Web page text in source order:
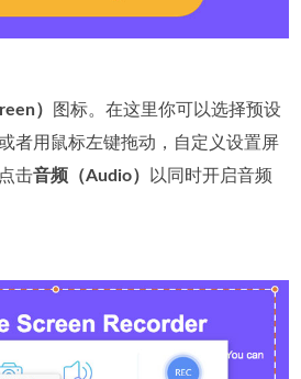
）
图标。在这里你可以选择预设
者用鼠标左键拖动，自定义设置屏
击音频（Audio）
以同时开启音频